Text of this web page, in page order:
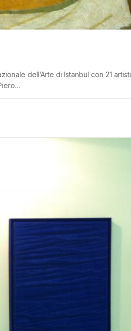
dell’Arte di Istanbul con 21 artisti